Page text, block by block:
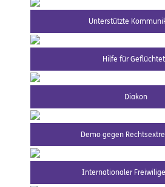
Unterstützte
Hilfe für
Diakon
Demo gegen
Internationaler